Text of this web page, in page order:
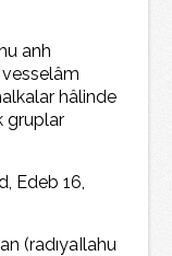
anh
hâlinde
gruplar
Edeb 16,
(radıyaIlahu